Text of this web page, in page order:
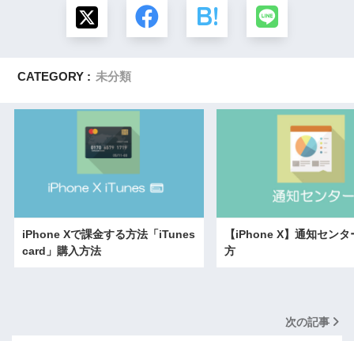
CATEGORY : 未分類
iPhone Xで課金する方法「iTunes
card」購入方法
【iPhone X】通知センタ
方
次の記事